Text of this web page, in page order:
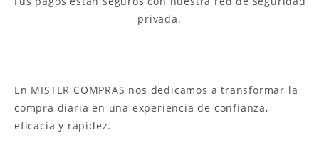
privada.
En MISTER COMPRAS nos dedicamos a transformar la
compra diaria en una experiencia de confianza,
eficacia y rapidez.